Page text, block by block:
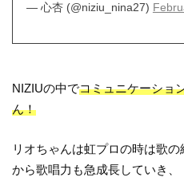
— 心杏 (@niziu_nina27)
NIZIUの中でコミュニケーショ
ん！
リオちゃんは虹プロの時は歌
から歌唱力も急成長していき、